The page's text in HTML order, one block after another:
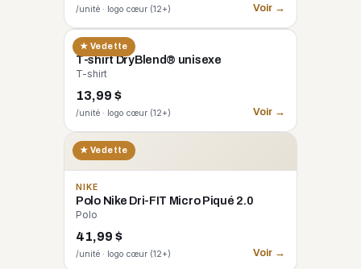
/unité · logo cœur (12+) Voir →
★ Vedette
GILDAN
T-shirt DryBlend® unisexe
T-shirt
13,99 $
/unité · logo cœur (12+) Voir →
★ Vedette
NIKE
Polo Nike Dri-FIT Micro Piqué 2.0
Polo
41,99 $
/unité · logo cœur (12+) Voir →